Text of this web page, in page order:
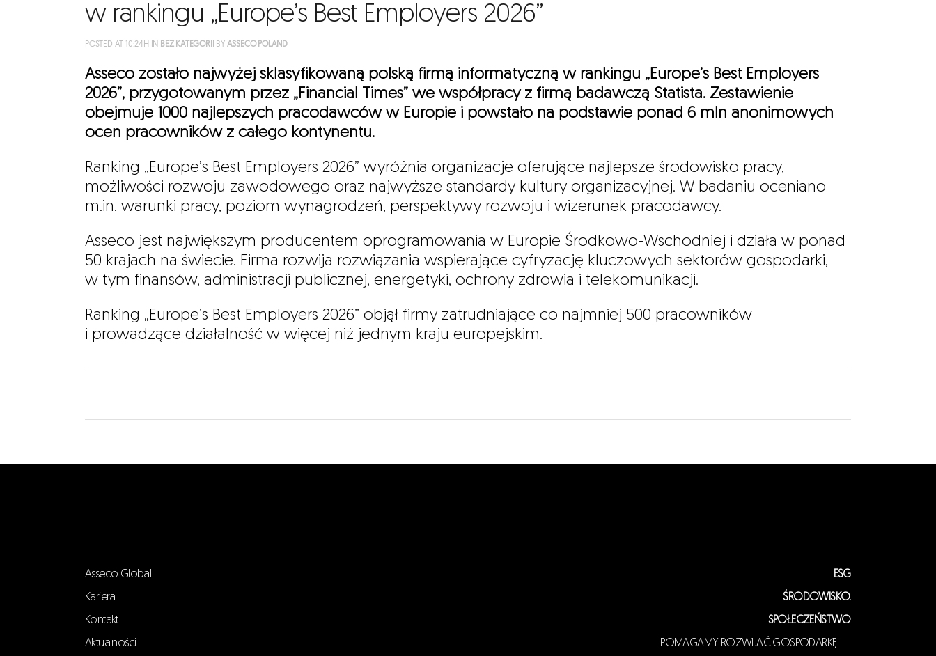
w rankingu „Europe’s Best Employers 2026”
POSTED AT 10:24H IN BEZ KATEGORII BY ASSECO POLAND
Asseco zostało najwyżej sklasyfikowaną polską firmą informatyczną w rankingu „Europe’s Best Employers
2026”, przygotowanym przez „Financial Times” we współpracy z firmą badawczą Statista. Zestawienie
obejmuje 1000 najlepszych pracodawców w Europie i powstało na podstawie ponad 6 mln anonimowych
ocen pracowników z całego kontynentu.
Ranking „Europe’s Best Employers 2026” wyróżnia organizacje oferujące najlepsze środowisko pracy,
możliwości rozwoju zawodowego oraz najwyższe standardy kultury organizacyjnej. W badaniu oceniano
m.in. warunki pracy, poziom wynagrodzeń, perspektywy rozwoju i wizerunek pracodawcy.
Asseco jest największym producentem oprogramowania w Europie Środkowo-Wschodniej i działa w ponad
50 krajach na świecie. Firma rozwija rozwiązania wspierające cyfryzację kluczowych sektorów gospodarki,
w tym finansów, administracji publicznej, energetyki, ochrony zdrowia i telekomunikacji.
Ranking „Europe’s Best Employers 2026” objął firmy zatrudniające co najmniej 500 pracowników
i prowadzące działalność w więcej niż jednym kraju europejskim.
Asseco Global
Kariera
Kontakt
Aktualności
ESG
ŚRODOWISKO.
SPOŁECZEŃSTWO
POMAGAMY ROZWIJAĆ GOSPODARKĘ